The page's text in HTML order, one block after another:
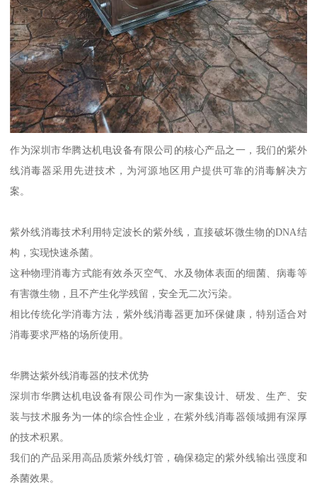
作为深圳市华腾达机电设备有限公司的核心产品之一，我们的紫外
线消毒器采用先进技术，为河源地区用户提供可靠的消毒解决方
案。
紫外线消毒技术利用特定波长的紫外线，直接破坏微生物的DNA结
构，实现快速杀菌。
这种物理消毒方式能有效杀灭空气、水及物体表面的细菌、病毒等
有害微生物，且不产生化学残留，安全无二次污染。
相比传统化学消毒方法，紫外线消毒器更加环保健康，特别适合对
消毒要求严格的场所使用。
华腾达紫外线消毒器的技术优势
深圳市华腾达机电设备有限公司作为一家集设计、研发、生产、安
装与技术服务为一体的综合性企业，在紫外线消毒器领域拥有深厚
的技术积累。
我们的产品采用高品质紫外线灯管，确保稳定的紫外线输出强度和
杀菌效果。